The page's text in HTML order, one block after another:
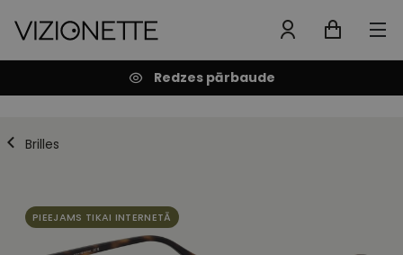
Redzes pārbaude
Brilles
PIEEJAMS TIKAI INTERNETĀ